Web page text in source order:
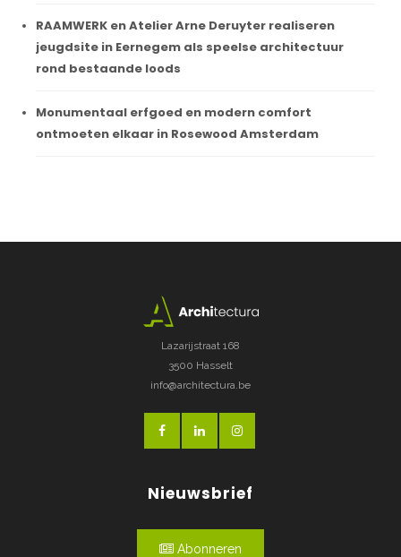
RAAMWERK en Atelier Arne Deruyter realiseren
jeugdsite in Eernegem als speelse architectuur
rond bestaande loods
Monumentaal erfgoed en modern comfort
ontmoeten elkaar in Rosewood Amsterdam
Lazarijstraat 168
3500 Hasselt
info@architectura.be
Nieuwsbrief
Abonneren